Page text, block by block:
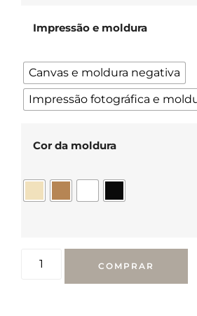
Impressão e moldura
Canvas e moldura negativa
Impressão fotográfica e
Cor da moldura
COMPRAR